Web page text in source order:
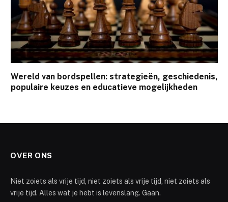
Wereld van bordspellen: strategieën, geschiedenis,
populaire keuzes en educatieve mogelijkheden
OVER ONS
Niet zoiets als vrije tijd, niet zoiets als vrije tijd, niet zoiets als
vrije tijd. Alles wat je hebt is levenslang. Gaan.